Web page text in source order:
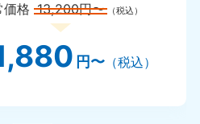
価格13,200円〜 （税込）
円〜（税込）